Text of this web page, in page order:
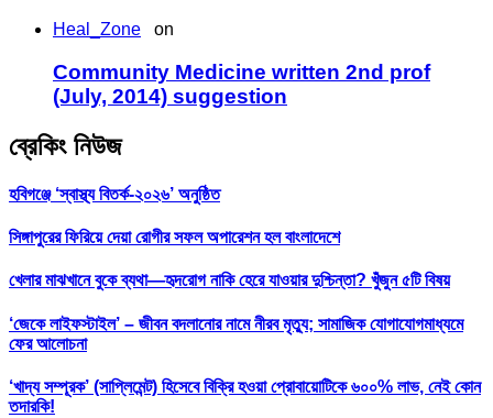
Heal_Zone on
Community Medicine written 2nd prof
(July, 2014) suggestion
ব্রেকিং নিউজ
হবিগঞ্জে ‘স্বাস্থ্য বিতর্ক-২০২৬’ অনুষ্ঠিত
সিঙ্গাপুরের ফিরিয়ে দেয়া রোগীর সফল অপারেশন হল বাংলাদেশে
খেলার মাঝখানে বুকে ব্যথা—হৃদরোগ নাকি হেরে যাওয়ার দুশ্চিন্তা? খুঁজুন ৫টি বিষয়
‘জেকে লাইফস্টাইল’ – জীবন বদলানোর নামে নীরব মৃত্যু; সামাজিক যোগাযোগমাধ্যমে
ফের আলোচনা
‘খাদ্য সম্পূরক’ (সাপ্লিমেন্ট) হিসেবে বিক্রি হওয়া প্রোবায়োটিকে ৬০০% লাভ, নেই কোন
তদারকি!